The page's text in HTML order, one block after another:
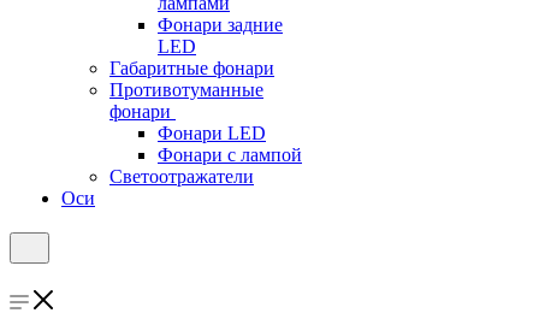
Фонари задние
LED
Габаритные фонари
Противотуманные
фонари
Фонари LED
Фонари с лампой
Светоотражатели
Оси